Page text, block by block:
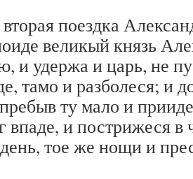
поездка
великый князь
и удержа и царь, не
тамо и разболеся; и
ту мало и
впаде, и пострижеся в
тое же нощи и